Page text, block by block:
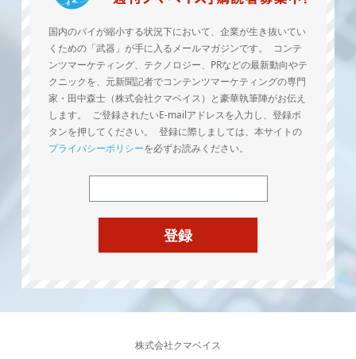
国内のパイが縮小する状況下において、企業が生き抜いてい
くための「武器」が手に入るメールマガジンです。 コンテ
ンツマーケティング、テクノロジー、PRなどの最新動向やテ
クニックを、元新聞記者でコンテンツマーケティングの専門
家・田中森士（株式会社クマベイス）と豪華執筆陣がお伝え
します。 ご登録されたいE-mailアドレスを入力し、登録ボ
タンを押してください。 登録に際しましては、本サイトの
プライバシーポリシーを必ずお読みください。
株式会社クマベイス